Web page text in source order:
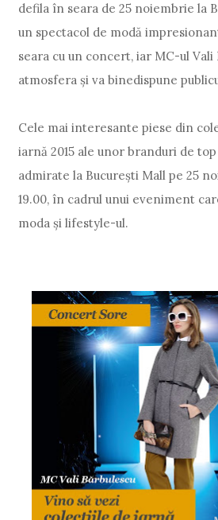
defila în seara de 25 noiembrie la
un spectacol de modă
seara cu un concert, iar MC-ul Vali
atmosfera și va binedispune
Cele mai interesante piese din
iarnă 2015 ale unor branduri de
admirate la București Mall pe 25
19.00, în cadrul unui eveniment
moda și lifestyle-ul.